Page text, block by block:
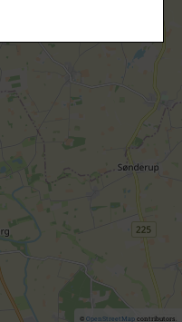
© OpenStreetMapcontributors.